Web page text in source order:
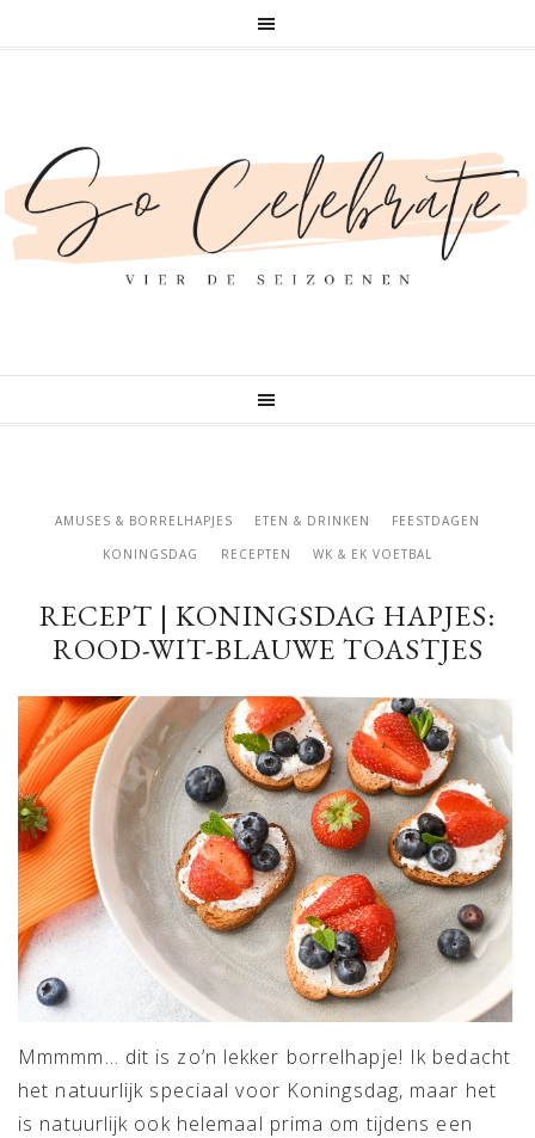
AMUSES & BORRELHAPJES ETEN & DRINKEN
FEESTDAGEN
KONINGSDAG
RECEPTEN WK & EK VOETBAL
RECEPT | KONINGSDAG HAPJES:
ROOD-WIT-BLAUWE TOASTJES
Mmmmm… dit is zo’n lekker borrelhapje! Ik bedacht
het natuurlijk speciaal voor Koningsdag, maar het
is natuurlijk ook helemaal prima om tijdens een